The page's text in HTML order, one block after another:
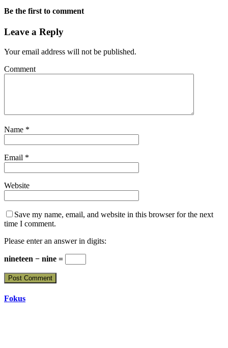
Be the first to comment
Leave a Reply
Your email address will not be published.
Comment
Name *
Email *
Website
Save my name, email, and website in this browser for the next
time I comment.
Please enter an answer in digits:
nineteen − nine =
Fokus